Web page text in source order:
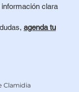
clara
agenda tu
Clamidia